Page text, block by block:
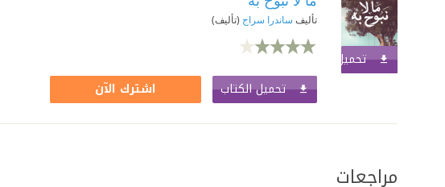
تحميل الكتاب اشترك الآن
تأليف ساندرا سراج (تأليف)
تحميل الكتاب اشترك الآن
مراجعات